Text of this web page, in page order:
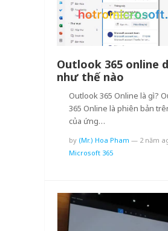
Outlook 365 online
như thế nào
Outlook 365 Online là gì?
365 Online là phiên bản
của ứng…
by (Mr.) Hoa Pham — 2 năm
Microsoft 365